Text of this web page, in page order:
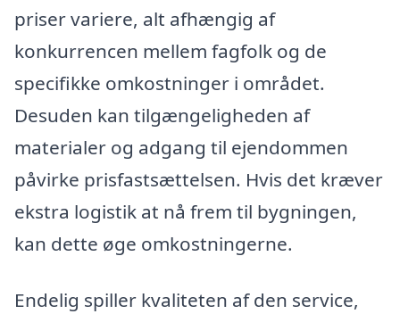
priser variere, alt afhængig af
konkurrencen mellem fagfolk og de
specifikke omkostninger i området.
Desuden kan tilgængeligheden af
materialer og adgang til ejendommen
påvirke prisfastsættelsen. Hvis det kræver
ekstra logistik at nå frem til bygningen,
kan dette øge omkostningerne.
Endelig spiller kvaliteten af den service,